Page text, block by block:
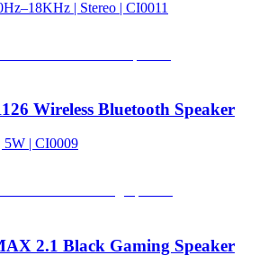
| Stereo | CI0011
Wireless Bluetooth Speaker
5W | CI0009
2.1 Black Gaming Speaker